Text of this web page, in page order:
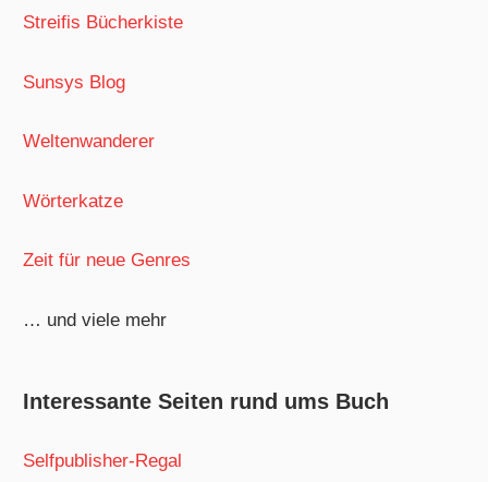
Streifis Bücherkiste
Sunsys Blog
Weltenwanderer
Wörterkatze
Zeit für neue Genres
… und viele mehr
Interessante Seiten rund ums Buch
Selfpublisher-Regal